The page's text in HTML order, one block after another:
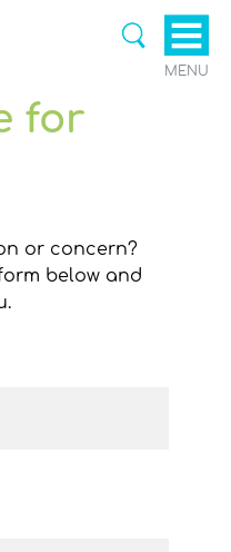
MENU
for
or concern?
below and